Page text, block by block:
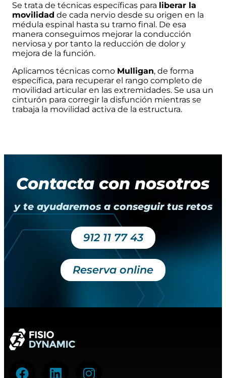
Se trata de técnicas específicas para liberar la
movilidad de cada nervio desde su origen en la
médula espinal hasta su tramo final. De esa
manera conseguimos mejorar la conducción
nerviosa y por tanto la reducción de dolor y
mejora de la función.
Aplicamos técnicas como Mulligan, de forma
específica, para recuperar el rango completo de
movilidad articular en las extremidades. Se usa un
cinturón para corregir la disfunción mientras se
trabaja la movilidad activa de la estructura.
Contacta con nosotros
y te ayudaremos a conseguir tus retos
912 11 77 43
Reserva online